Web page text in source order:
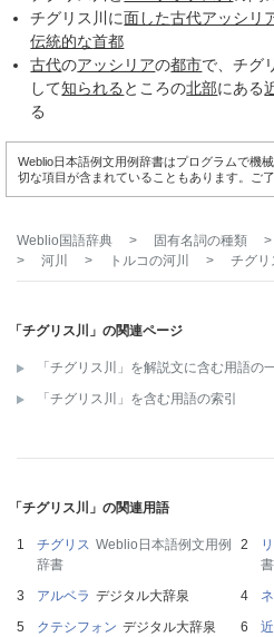
チグリス川に面した古代アッシリ
伝統的な首都
古代のアッシリアの都市で、チグ
して知られる ところの北部にある
る
Weblio日本語例文用例辞書はプログラムで機
切な項目が含まれていることもあります。ご
Weblio国語辞典 > 固有名詞の種類 >
>
河川 > トルコの河川 > チグリ
「チグリス川」の関連ページ
「チグリス川」を解説文に含む用語の
「チグリス川」を含む用語の索引
「チグリス川」の関連用語
チグリス Weblio日本語例文用例
辞書
書
アルベラ デジタル大辞泉
クテシフォン デジタル大辞泉